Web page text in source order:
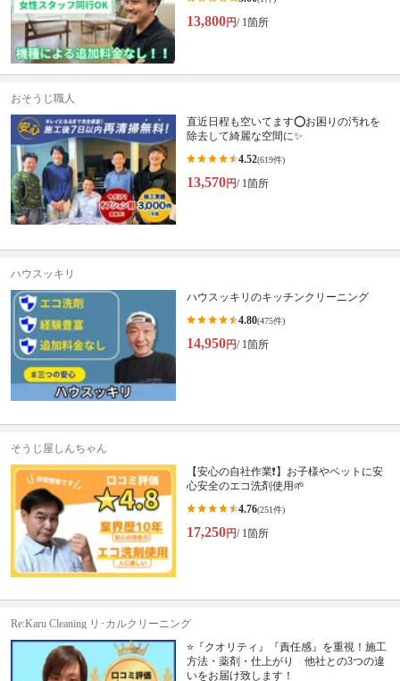
13,800円/ 1箇所
おそうじ職人
直近日程も空いてます⭕️お困りの汚れを
除去して綺麗な空間に✨
4.52(619件)
13,570円/ 1箇所
ハウスッキリ
ハウスッキリのキッチンクリーニング
4.80(475件)
14,950円/ 1箇所
そうじ屋しんちゃん
【安心の自社作業❗️】お子様やペットに安
心安全のエコ洗剤使用🌱
4.76(251件)
17,250円/ 1箇所
Re:Karu Cleaning リ･カルクリーニング
⭐『クオリティ』『責任感』を重視！施工
方法・薬剤・仕上がり 他社との3つの違
いをお届け致します！